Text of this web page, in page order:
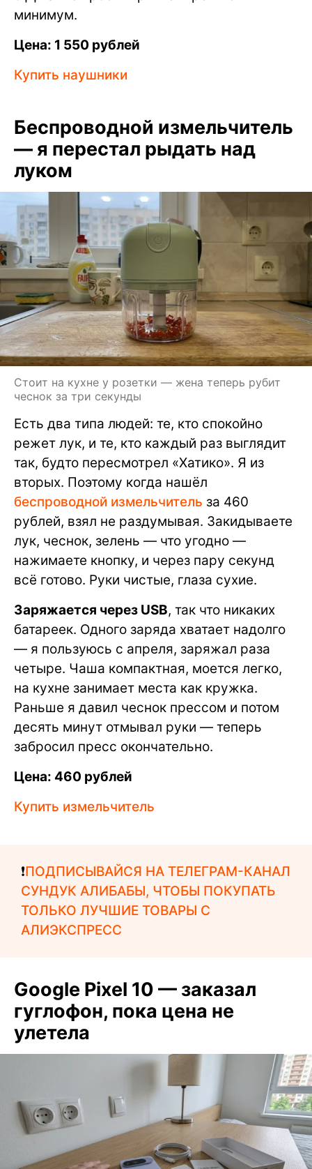
минимум.
Цена: 1 550 рублей
Купить наушники
Беспроводной измельчитель
— я перестал рыдать над
луком
Стоит на кухне у розетки — жена теперь рубит
чеснок за три секунды
Есть два типа людей: те, кто спокойно
режет лук, и те, кто каждый раз выглядит
так, будто пересмотрел «Хатико». Я из
вторых. Поэтому когда нашёл
беспроводной измельчитель за 460
рублей, взял не раздумывая. Закидываете
лук, чеснок, зелень — что угодно —
нажимаете кнопку, и через пару секунд
всё готово. Руки чистые, глаза сухие.
Заряжается через USB, так что никаких
батареек. Одного заряда хватает надолго
— я пользуюсь с апреля, заряжал раза
четыре. Чаша компактная, моется легко,
на кухне занимает места как кружка.
Раньше я давил чеснок прессом и потом
десять минут отмывал руки — теперь
забросил пресс окончательно.
Цена: 460 рублей
Купить измельчитель
❗️ПОДПИСЫВАЙСЯ НА ТЕЛЕГРАМ-КАНАЛ
СУНДУК АЛИБАБЫ, ЧТОБЫ ПОКУПАТЬ
ТОЛЬКО ЛУЧШИЕ ТОВАРЫ С
АЛИЭКСПРЕСС
Google Pixel 10 — заказал
гуглофон, пока цена не
улетела